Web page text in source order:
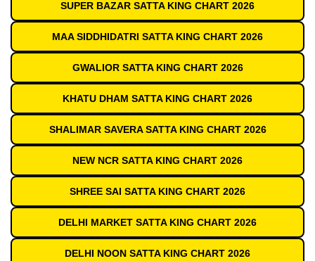
SUPER BAZAR SATTA KING CHART 2026
MAA SIDDHIDATRI SATTA KING CHART 2026
GWALIOR SATTA KING CHART 2026
KHATU DHAM SATTA KING CHART 2026
SHALIMAR SAVERA SATTA KING CHART 2026
NEW NCR SATTA KING CHART 2026
SHREE SAI SATTA KING CHART 2026
DELHI MARKET SATTA KING CHART 2026
DELHI NOON SATTA KING CHART 2026